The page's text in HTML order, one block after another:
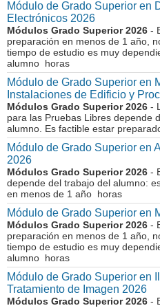
Módulo de Grado Superior en
Electrónicos 2026
Módulos Grado Superior 2026 -
preparación en menos de 1 año,
tiempo de estudio es muy
alumno horas
Módulo de Grado Superior en
Instalaciones de Edificio y
Módulos Grado Superior 2026 -
para las Pruebas Libres depende
alumno. Es factible estar
Módulo de Grado Superior en
2026
Módulos Grado Superior 2026 -
depende del trabajo del alumno:
en menos de 1 año horas
Módulo de Grado Superior en
Módulos Grado Superior 2026 -
preparación en menos de 1 año,
tiempo de estudio es muy
alumno horas
Módulo de Grado Superior en
Tratamiento de Imagen 2026
Módulos Grado Superior 2026 -